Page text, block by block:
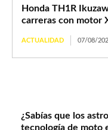
Honda TH1R
carreras con motor
ACTUALIDAD 07/08/
¿Sabías que los
tecnología de moto